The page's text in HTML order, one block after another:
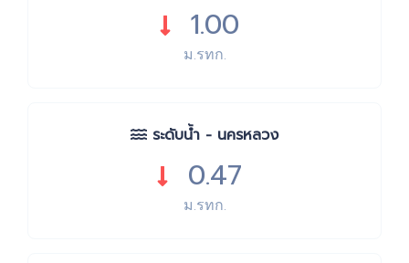
1.00
ม.รทก.
ระดับน้ำ - นครหลวง
0.47
ม.รทก.